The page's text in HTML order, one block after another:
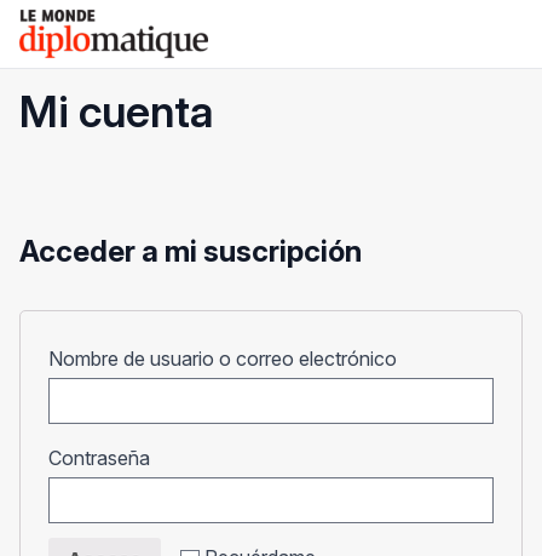
Skip
content
Le monde diplomatique
Mi cuenta
Acceder a mi suscripción
Nombre de usuario o correo electrónico
Contraseña